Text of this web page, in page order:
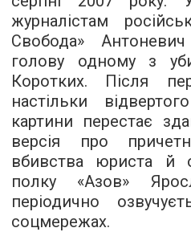
журналістам
Свобода»
голову одному з
Коротких. Після
настільки
картини перестає
версія про
вбивства юриста й
полку «Азов»
періодично
соцмережах.